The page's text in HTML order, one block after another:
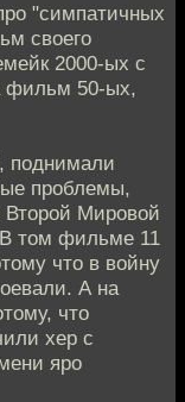
"симпатичных
своего
2000-ых с
фильм 50-ых,
поднимали
проблемы,
Второй Мировой
том фильме 11
что в войну
А на
что
хер с
яро